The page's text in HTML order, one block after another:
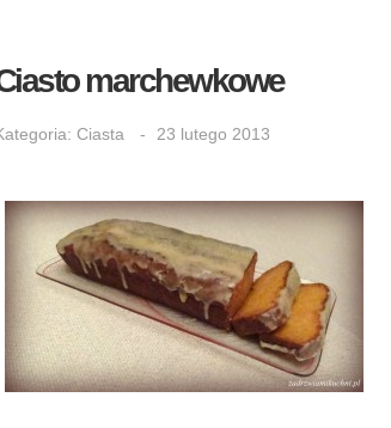
marchewkowe
Ciasta 23 lutego 2013